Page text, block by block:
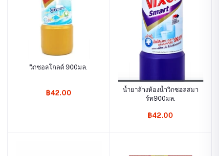
วิกซอลโกลด์ 900มล.
฿42.00
น้ำยาล้างห้องน้ำวิกซอลสมา
ร์ท900มล.
฿42.00